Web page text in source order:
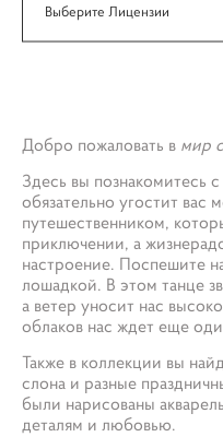
Выберите Лицензии
Добро пожаловать в мир
Здесь вы
обязательно угостит
путешественником,
приключении, а
настроение. Поспешите
лошадкой. В этом танце
а ветер уносит нас
облаков нас ждет еще
Также в коллекции вы
слона и разные
были нарисованы
деталям и любовью.